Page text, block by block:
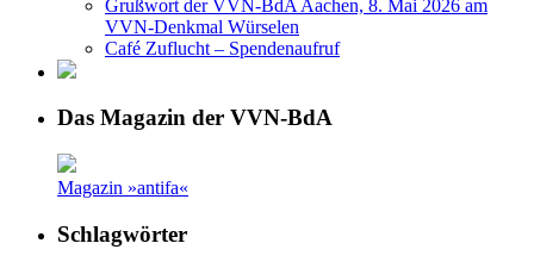
Grußwort der VVN-BdA Aachen, 8. Mai 2026 am
VVN-Denkmal Würselen
Café Zuflucht – Spendenaufruf
Das Magazin der VVN-BdA
Magazin »antifa«
Schlagwörter